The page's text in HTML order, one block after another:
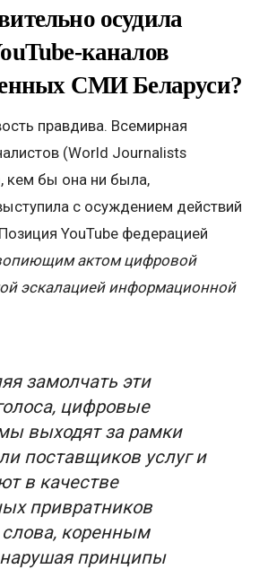
осудила
каналов
СМИ Беларуси?
правдива. Всемирная
(World Journalists
кем бы она ни была,
с осуждением действий
YouTube федерацией
актом цифровой
эскалацией информационной
замолчать эти
цифровые
выходят за рамки
поставщиков услуг и
в качестве
привратников
коренным
принципы